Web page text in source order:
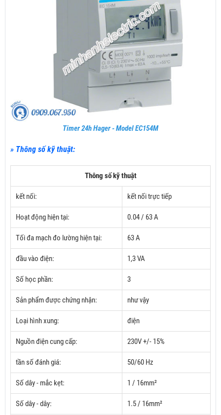
Timer 24h Hager - Model EC154M
» Thông số kỹ thuật:
Thông số kỹ thuật
kết nối: kết nối trực tiếp
Hoạt động hiện tại: 0.04 / 63 A
Tối đa mạch đo lường hiện tại: 63 A
đầu vào điện: 1,3 VA
Số học phần: 3
Sản phẩm được chứng nhận: như vậy
Loại hình xung: điện
Nguồn điện cung cấp: 230V +/- 15%
tần số đánh giá: 50/60 Hz
Số dây - mắc kẹt: 1 / 16mm²
Số dây - dây: 1.5 / 16mm²